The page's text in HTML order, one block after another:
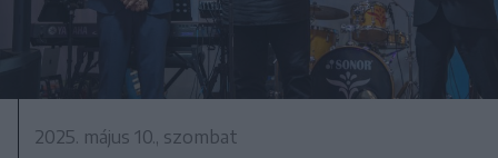
2025. május 10., szombat